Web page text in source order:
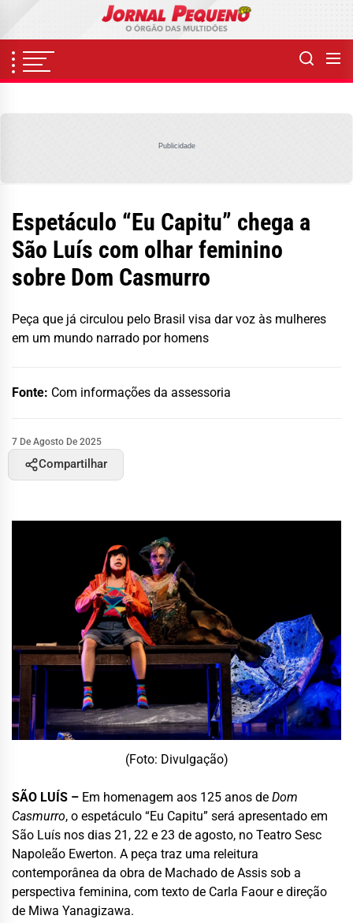
content
Publicidade
Espetáculo “Eu Capitu” chega a
São Luís com olhar feminino
sobre Dom Casmurro
Peça que já circulou pelo Brasil visa dar voz às mulheres
em um mundo narrado por homens
Fonte: Com informações da assessoria
7 De Agosto De 2025
Compartilhar
(Foto: Divulgação)
SÃO LUÍS – Em homenagem aos 125 anos de Dom
Casmurro, o espetáculo “Eu Capitu” será apresentado em
São Luís nos dias 21, 22 e 23 de agosto, no Teatro Sesc
Napoleão Ewerton. A peça traz uma releitura
contemporânea da obra de Machado de Assis sob a
perspectiva feminina, com texto de Carla Faour e direção
de Miwa Yanagizawa.